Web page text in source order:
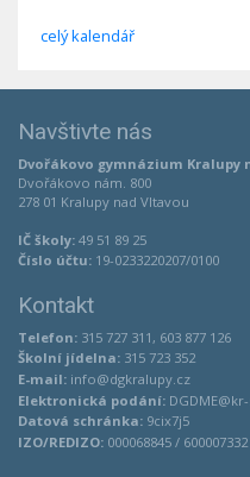
celý kalendář
Navštivte nás
Dvořákovo gymnázium Kralupy
Dvořákovo nám. 800
278 01 Kralupy nad Vltavou
IČ školy: 49 51 89 25
Číslo účtu: 19-0233220207/0100
Kontakt
Telefon: 315 727 311, 603 877 126
Školní jídelna: 315 723 352
E-mail: info@dgkralupy.cz
Elektronická podání:
Datová schránka: 9cix7j5
IZO/REDIZO: 000068845 / 600007332